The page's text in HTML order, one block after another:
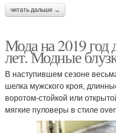
читать дальше →
Мода на 2019
лет. Модные
В наступившем сезоне
шелка мужского кроя,
воротом-стойкой или
мягкие пуловеры в стиле